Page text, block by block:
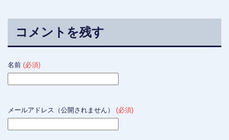
コメントを残す
名前 (必須)
メールアドレス（公開されません） (必須)